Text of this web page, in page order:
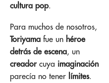
cultura pop.
Para muchos de nosotros,
Toriyama fue un héroe
detrás de escena, un
creadorcuya imaginación
parecía no tener límites.